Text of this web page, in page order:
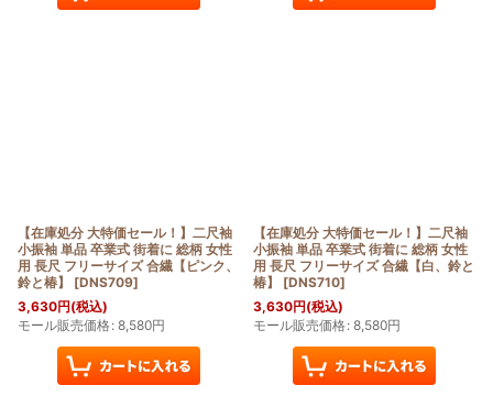
【在庫処分 大特価セール！】二尺袖
小振袖 単品 卒業式 街着に 総柄 女性
用 長尺 フリーサイズ 合繊【ピンク、
鈴と椿】
[DNS709]
3,630円(税込)
モール販売価格: 8,580円
【在庫処分 大特価セール！】二尺袖
小振袖 単品 卒業式 街着に 総柄 女性
用 長尺 フリーサイズ 合繊【白、鈴と
椿】
[DNS710]
3,630円(税込)
モール販売価格: 8,580円